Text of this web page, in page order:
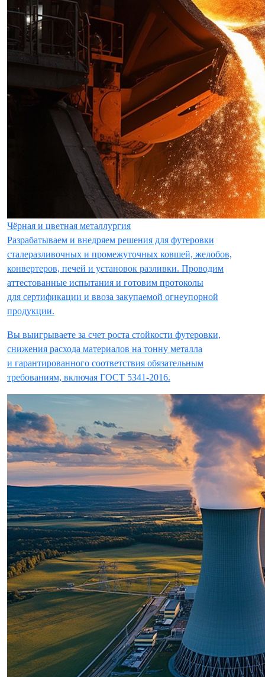
Чёрная и цветная металлургия
Разрабатываем и внедряем решения для футеровки
сталеразливочных и промежуточных ковшей, желобов,
конвертеров, печей и установок разливки. Проводим
аттестованные испытания и готовим протоколы
для сертификации и ввоза закупаемой огнеупорной
продукции.
Вы выигрываете за счет роста стойкости футеровки,
снижения расхода материалов на тонну металла
и гарантированного соответствия обязательным
требованиям, включая ГОСТ 5341-2016.